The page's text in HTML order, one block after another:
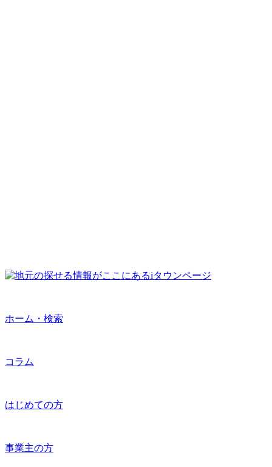
ホーム・検索
コラム
はじめての方
事業主の方